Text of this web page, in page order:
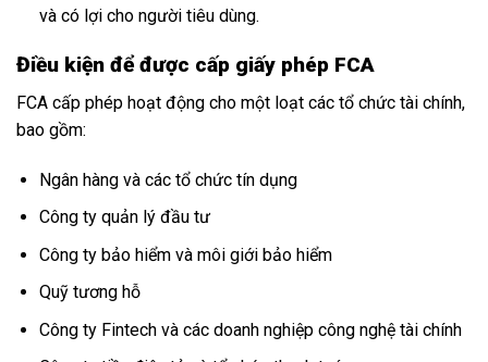
và có lợi cho người tiêu dùng.
Điều kiện để được cấp giấy phép FCA
FCA cấp phép hoạt động cho một loạt các tổ chức tài chính,
bao gồm:
Ngân hàng và các tổ chức tín dụng
Công ty quản lý đầu tư
Công ty bảo hiểm và môi giới bảo hiểm
Quỹ tương hỗ
Công ty Fintech và các doanh nghiệp công nghệ tài chính